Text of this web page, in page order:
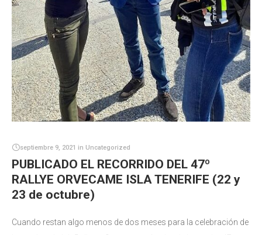
septiembre 9, 2021 in Uncategorized
PUBLICADO EL RECORRIDO DEL 47º
RALLYE ORVECAME ISLA TENERIFE (22 y
23 de octubre)
Cuando restan algo menos de dos meses para la celebración de